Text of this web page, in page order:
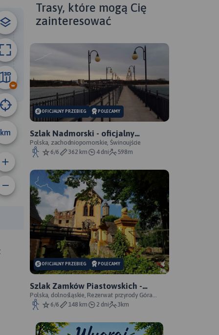
km
km
Trasy, które mogą Cię
zainteresować
OFICJALNY PRZEBIEG POLECAMY
Szlak Nadmorski - oficjalny
przebieg
Polska, zachodniopomorskie, Świnoujście
6/6
362 km 4 dni 598m
OFICJALNY PRZEBIEG POLECAMY
Szlak Zamków Piastowskich -
oficjalny przebieg
Polska, dolnośląskie, Rezerwat przyrody Góra
Choina, Zagórze Śląskie, powiat wałbrzyski
6/6 148 km 2 dni 3km